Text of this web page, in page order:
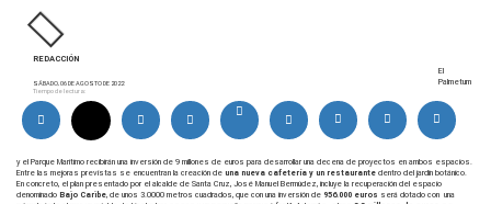
REDACCIÓN
SÁBADO, 06 DE AGOSTO DE 2022
Tiempo de lectura:
El
Palmetum
y el Parque Marítimo recibirán una inversión de 9 millones de euros para desarrollar una decena de proyectos en ambos espacios.
Entre las mejoras previstas se encuentran la creación de una nueva cafetería y un restaurante dentro del jardín botánico.
En concreto, el plan presentado por el alcalde de Santa Cruz, José Manuel Bermúdez, incluye la recuperación del espacio
denominado Bajo Caribe, de unos 3.0000 metros cuadrados, que con una inversión de 956.000 euros será dotado con una